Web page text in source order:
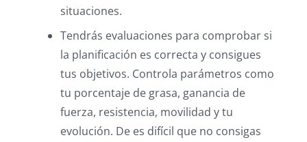
situaciones.
Tendrás evaluaciones para comprobar si
la planificación es correcta y consigues
tus objetivos. Controla parámetros como
tu porcentaje de grasa, ganancia de
fuerza, resistencia, movilidad y tu
evolución. De es difícil que no consigas